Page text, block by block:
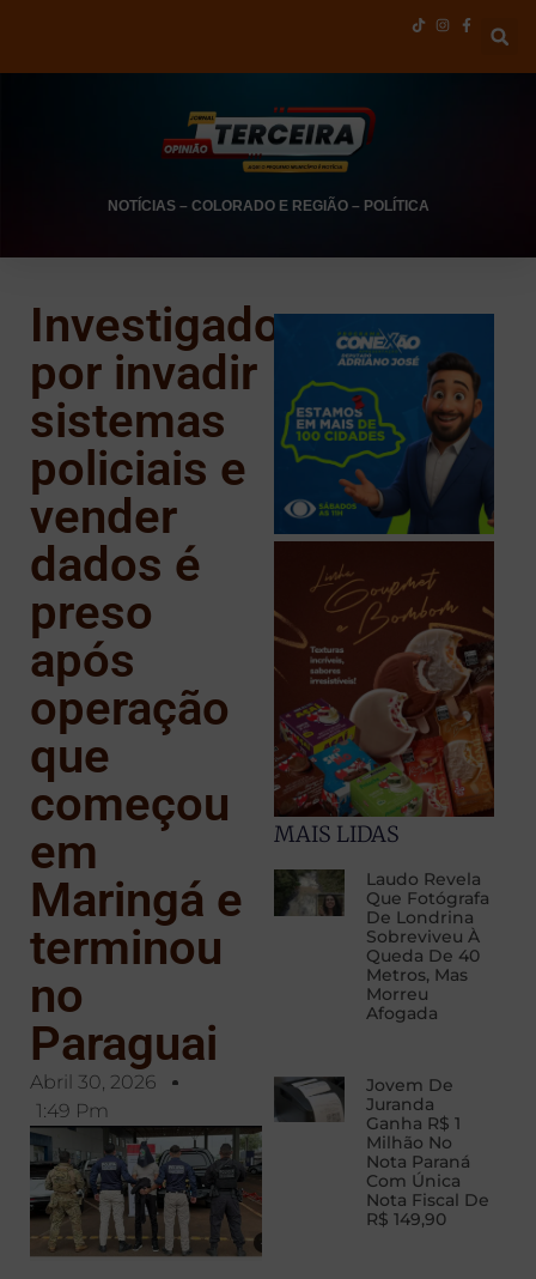
NOTÍCIAS– COLORADO E REGIÃO– POLÍTICA
Investigado
por invadir
sistemas
policiais e
vender
dados é
preso
após
operação
que
começou
em
Maringá e
terminou
no
Paraguai
Abril 30, 2026
1:49 Pm
MAIS LIDAS
Laudo Revela
Que Fotógrafa
De Londrina
Sobreviveu À
Queda De 40
Metros, Mas
Morreu
Afogada
Jovem De
Juranda
Ganha R$ 1
Milhão No
Nota Paraná
Com Única
Nota Fiscal De
R$ 149,90